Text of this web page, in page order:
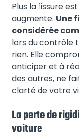
Plus la fissure
augmente. Une
considérée
lors du contrôle
rien. Elle
anticiper et à
des autres, ne
clarté de votre
La perte de
voiture